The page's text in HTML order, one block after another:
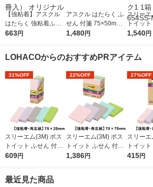
【強粘着】アスクル
はたらく 強粘着ふせ
ん 50×50mm ビビ
663円
アスクル はたらく ふ
せん 付箋 75×50mm
パステル5色アソート
1,480円
スリー
トイッ
強粘着
654SS-
1,540円
LOHACOからのおすすめPRアイテム
31%OFF
スリーエム(3M) ポス
トイット ふせん 付箋
強粘着・再生紙 75m
500-5SSAP2
609円
22%OFF
スリーエム(3M) ポス
トイット ふせん 付箋
強粘着・再生紙 ノー
1,386円
27%OFF
スリー
トイッ
強粘着・
415円
最近見た商品